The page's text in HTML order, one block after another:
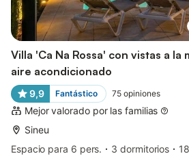
Villa 'Ca Na Rossa' con vistas a la
aire acondicionado
9,9 Fantástico 75 opiniones
Mejor valorado por las familias
Sineu
Espacio para 6 pers.
3 dormitorios